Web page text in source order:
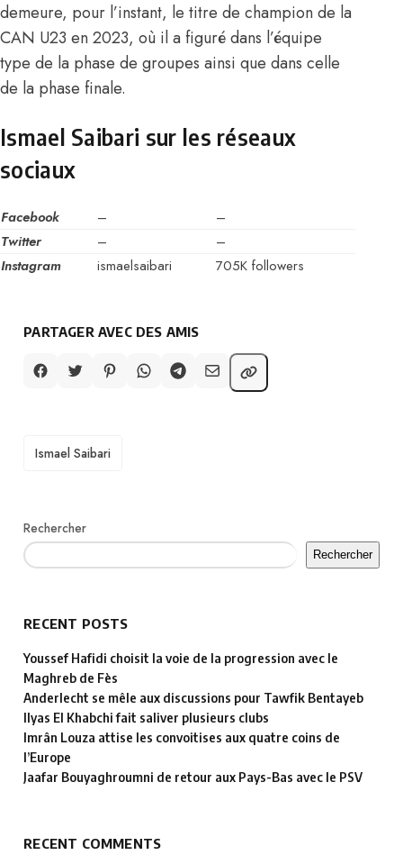
demeure, pour l’instant, le titre de champion de la
CAN U23 en 2023, où il a figuré dans l’équipe
type de la phase de groupes ainsi que dans celle
de la phase finale.
Ismael Saibari sur les réseaux
sociaux
Facebook –
–
Twitter
–
–
Instagram
ismaelsaibari 705K followers
PARTAGER AVEC DES AMIS
Ismael Saibari
Rechercher
Rechercher
RECENT POSTS
Youssef Hafidi choisit la voie de la progression avec le
Maghreb de Fès
Anderlecht se mêle aux discussions pour Tawfik Bentayeb
Ilyas El Khabchi fait saliver plusieurs clubs
Imrân Louza attise les convoitises aux quatre coins de
l’Europe
Jaafar Bouyaghroumni de retour aux Pays-Bas avec le PSV
RECENT COMMENTS